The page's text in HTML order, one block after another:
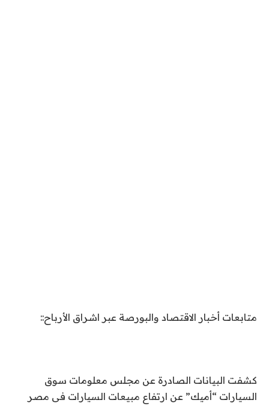
متابعات أخبار الاقتصاد والبورصة عبر اشراق الأرباح::
كشفت البيانات الصادرة عن مجلس معلومات سوق
السيارات “أميك” عن ارتفاع مبيعات السيارات فى مصر